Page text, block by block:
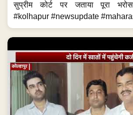
सुप्रीम कोर्ट पर जताया पूरा
#kolhapur #newsupdate